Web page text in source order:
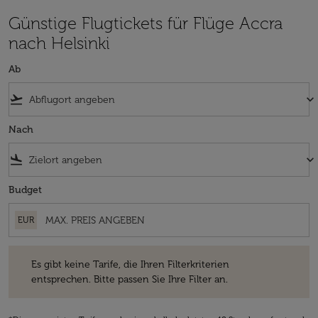
Günstige Flugtickets für Flüge Accra
nach Helsinki
Ab
flight_takeoff keyboard_arrow_down
Nach
flight_land keyboard_arrow_down
Budget
EUR
Es gibt keine Tarife, die Ihren Filterkriterien
entsprechen. Bitte passen Sie Ihre Filter an.